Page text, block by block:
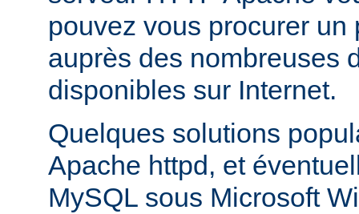
pouvez vous procurer un
auprès des nombreuses
disponibles sur Internet.
Quelques solutions
Apache httpd, et
MySQL sous Microsoft